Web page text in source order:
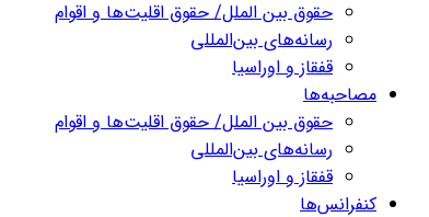
حقوق بین الملل/ حقوق اقلیت‌ها و اقوام
رسانه‌های بین‌المللی
قفقاز و اوراسیا
مصاحبه‌ها
حقوق بین الملل/ حقوق اقلیت‌ها و اقوام
رسانه‌های بین‌المللی
قفقاز و اوراسیا
کنفرانس‌ها